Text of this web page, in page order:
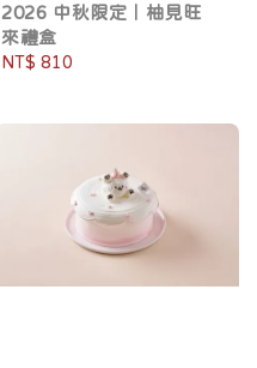
2026 中秋限定｜柚見旺
來禮盒
Regular
NT$ 810